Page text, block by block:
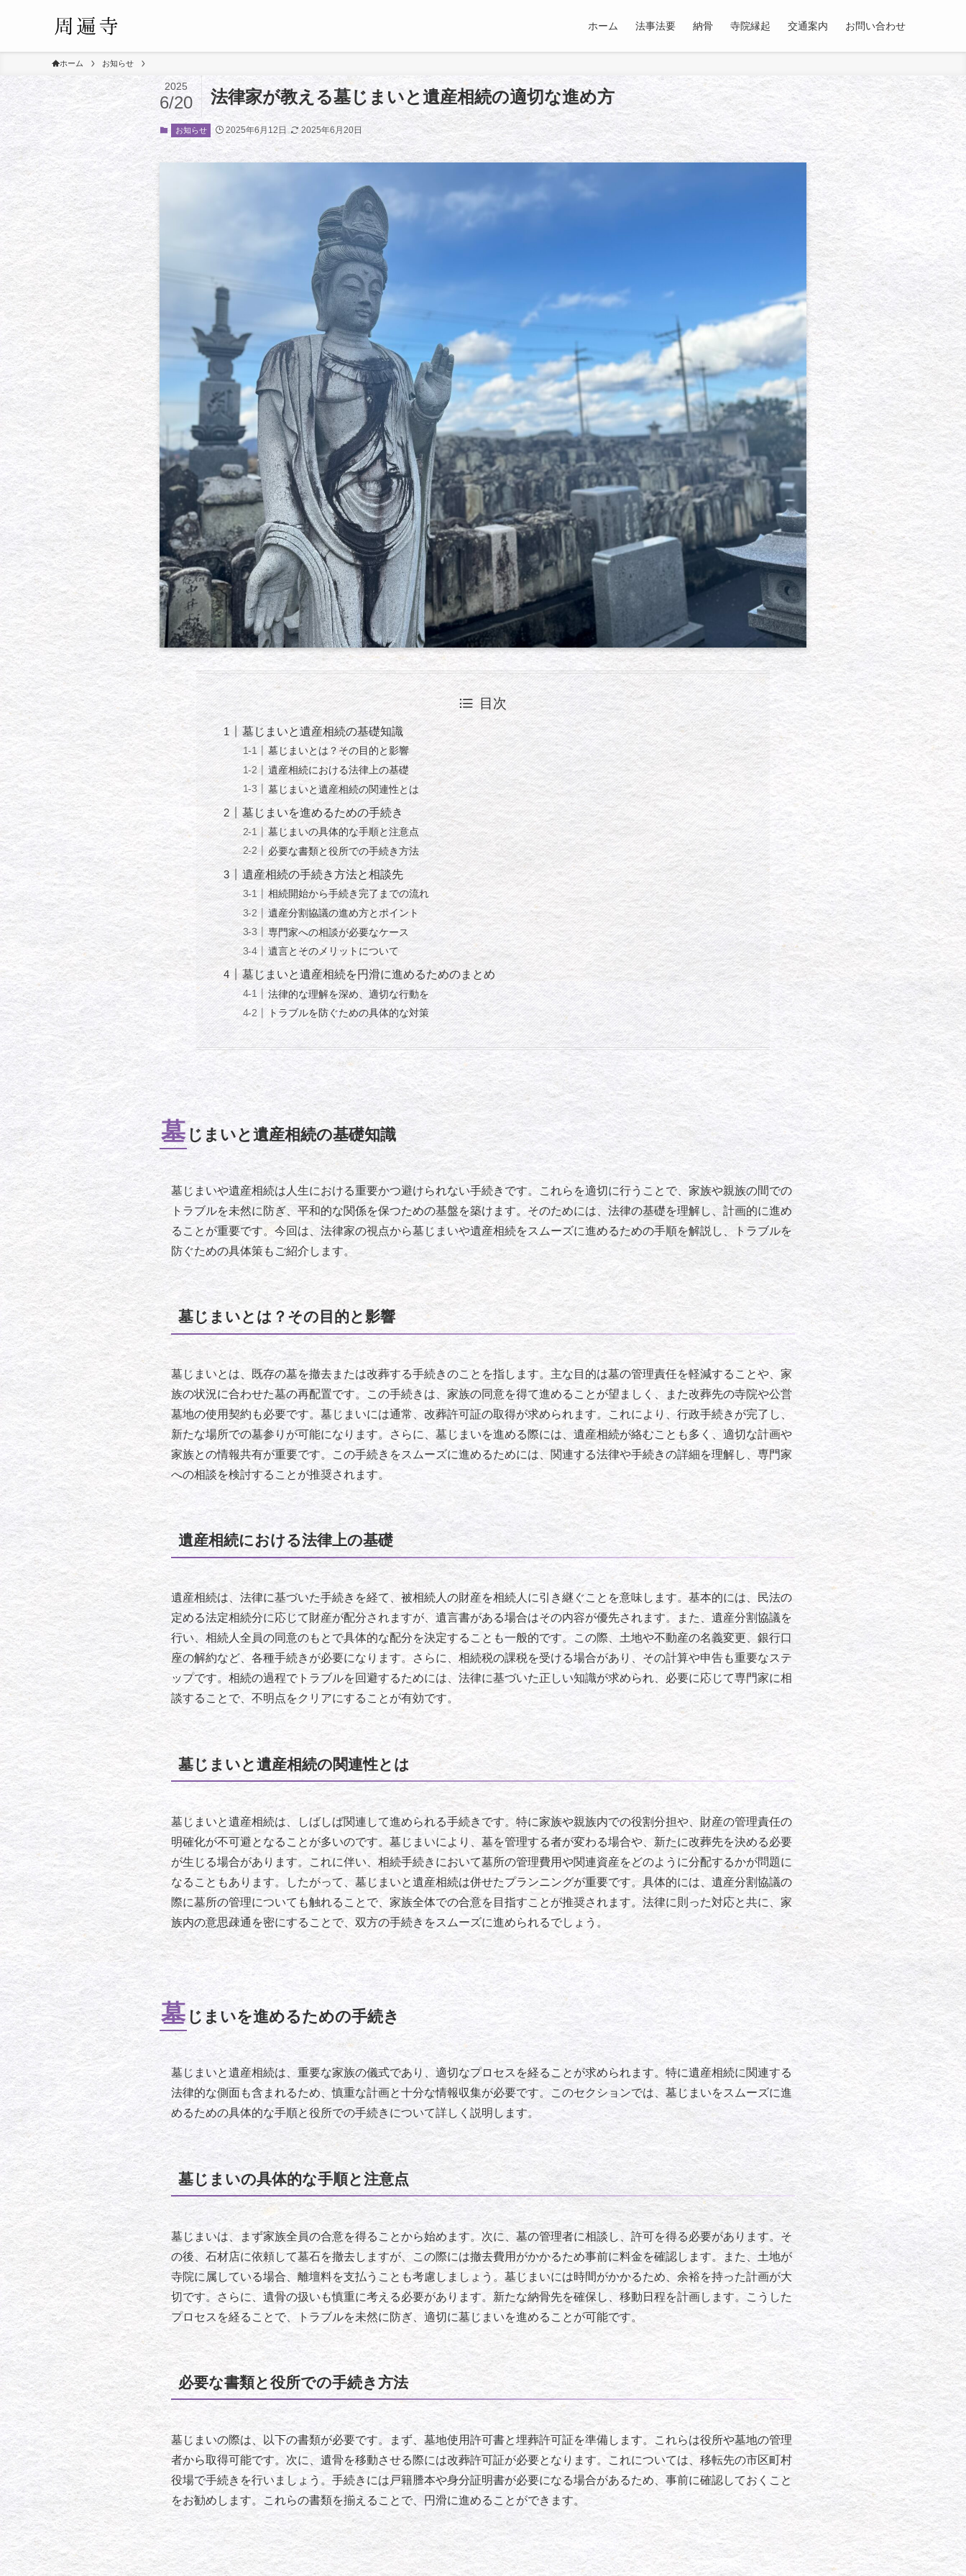
ホーム 法事法要 納骨 寺院縁起 交通案内 お問い合わせ
ホーム お知らせ
法律家が教える墓じまいと遺産相続の適切な進め方
2025
6/20
お知らせ 2025年6月12日 2025年6月20日
目次
墓じまいと遺産相続の基礎知識
墓じまいとは？その目的と影響
遺産相続における法律上の基礎
墓じまいと遺産相続の関連性とは
墓じまいを進めるための手続き
墓じまいの具体的な手順と注意点
必要な書類と役所での手続き方法
遺産相続の手続き方法と相談先
相続開始から手続き完了までの流れ
遺産分割協議の進め方とポイント
専門家への相談が必要なケース
遺言とそのメリットについて
墓じまいと遺産相続を円滑に進めるためのまとめ
法律的な理解を深め、適切な行動を
トラブルを防ぐための具体的な対策
墓 じまいと遺産相続の基礎知識
墓じまいや遺産相続は人生における重要かつ避けられない手続きです。これらを適切に行うことで、家族や親族の間での
トラブルを未然に防ぎ、平和的な関係を保つための基盤を築けます。そのためには、法律の基礎を理解し、計画的に進め
ることが重要です。今回は、法律家の視点から墓じまいや遺産相続をスムーズに進めるための手順を解説し、トラブルを
防ぐための具体策もご紹介します。
墓じまいとは？その目的と影響
墓じまいとは、既存の墓を撤去または改葬する手続きのことを指します。主な目的は墓の管理責任を軽減することや、家
族の状況に合わせた墓の再配置です。この手続きは、家族の同意を得て進めることが望ましく、また改葬先の寺院や公営
墓地の使用契約も必要です。墓じまいには通常、改葬許可証の取得が求められます。これにより、行政手続きが完了し、
新たな場所での墓参りが可能になります。さらに、墓じまいを進める際には、遺産相続が絡むことも多く、適切な計画や
家族との情報共有が重要です。この手続きをスムーズに進めるためには、関連する法律や手続きの詳細を理解し、専門家
への相談を検討することが推奨されます。
遺産相続における法律上の基礎
遺産相続は、法律に基づいた手続きを経て、被相続人の財産を相続人に引き継ぐことを意味します。基本的には、民法の
定める法定相続分に応じて財産が配分されますが、遺言書がある場合はその内容が優先されます。また、遺産分割協議を
行い、相続人全員の同意のもとで具体的な配分を決定することも一般的です。この際、土地や不動産の名義変更、銀行口
座の解約など、各種手続きが必要になります。さらに、相続税の課税を受ける場合があり、その計算や申告も重要なステ
ップです。相続の過程でトラブルを回避するためには、法律に基づいた正しい知識が求められ、必要に応じて専門家に相
談することで、不明点をクリアにすることが有効です。
墓じまいと遺産相続の関連性とは
墓じまいと遺産相続は、しばしば関連して進められる手続きです。特に家族や親族内での役割分担や、財産の管理責任の
明確化が不可避となることが多いのです。墓じまいにより、墓を管理する者が変わる場合や、新たに改葬先を決める必要
が生じる場合があります。これに伴い、相続手続きにおいて墓所の管理費用や関連資産をどのように分配するかが問題に
なることもあります。したがって、墓じまいと遺産相続は併せたプランニングが重要です。具体的には、遺産分割協議の
際に墓所の管理についても触れることで、家族全体での合意を目指すことが推奨されます。法律に則った対応と共に、家
族内の意思疎通を密にすることで、双方の手続きをスムーズに進められるでしょう。
墓 じまいを進めるための手続き
墓じまいと遺産相続は、重要な家族の儀式であり、適切なプロセスを経ることが求められます。特に遺産相続に関連する
法律的な側面も含まれるため、慎重な計画と十分な情報収集が必要です。このセクションでは、墓じまいをスムーズに進
めるための具体的な手順と役所での手続きについて詳しく説明します。
墓じまいの具体的な手順と注意点
墓じまいは、まず家族全員の合意を得ることから始めます。次に、墓の管理者に相談し、許可を得る必要があります。そ
の後、石材店に依頼して墓石を撤去しますが、この際には撤去費用がかかるため事前に料金を確認します。また、土地が
寺院に属している場合、離壇料を支払うことも考慮しましょう。墓じまいには時間がかかるため、余裕を持った計画が大
切です。さらに、遺骨の扱いも慎重に考える必要があります。新たな納骨先を確保し、移動日程を計画します。こうした
プロセスを経ることで、トラブルを未然に防ぎ、適切に墓じまいを進めることが可能です。
必要な書類と役所での手続き方法
墓じまいの際は、以下の書類が必要です。まず、墓地使用許可書と埋葬許可証を準備します。これらは役所や墓地の管理
者から取得可能です。次に、遺骨を移動させる際には改葬許可証が必要となります。これについては、移転先の市区町村
役場で手続きを行いましょう。手続きには戸籍謄本や身分証明書が必要になる場合があるため、事前に確認しておくこと
をお勧めします。これらの書類を揃えることで、円滑に進めることができます。